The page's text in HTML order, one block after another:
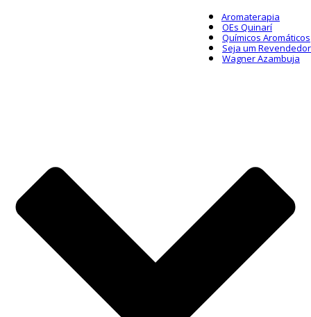
Aromaterapia
OEs Quinarí
Químicos Aromáticos
Seja um Revendedor
Wagner Azambuja